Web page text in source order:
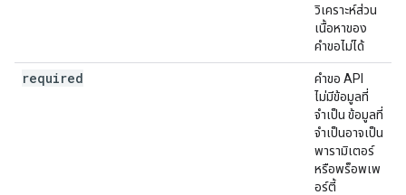
วิเคราะห์ส่วน
เนื้อหาของ
คำขอไม่ได้
required
คำขอ API
ไม่มีข้อมูลที่
จำเป็น ข้อมูลที่
จำเป็นอาจเป็น
พารามิเตอร์
หรือพร็อพเพ
อร์ตี้